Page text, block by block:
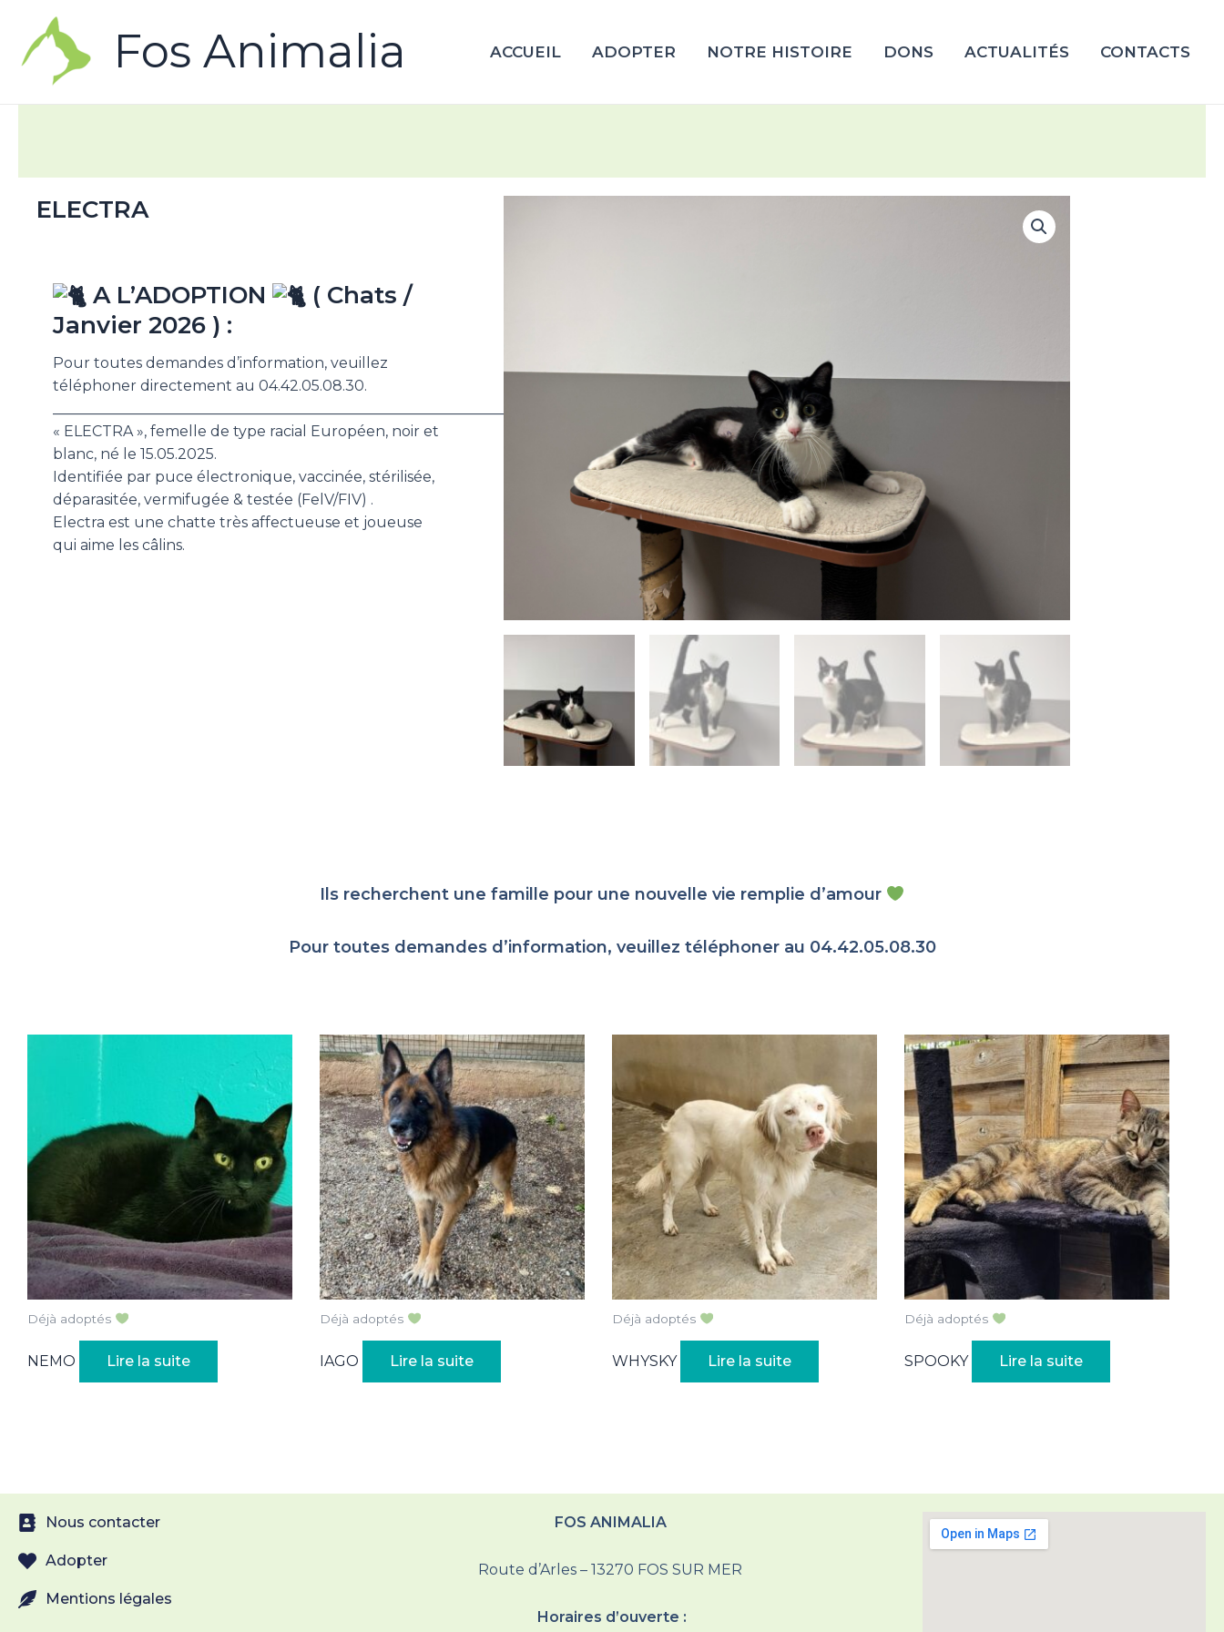
Fos Animalia ACCUEIL ADOPTER NOTRE HISTOIRE DONS ACTUALITÉS CONTACTS
ELECTRA
A L’ADOPTION
( Chats /
Janvier 2026 ) :
Pour toutes demandes d’information, veuillez
téléphoner directement au 04.42.05.08.30.
« ELECTRA », femelle de type racial Européen, noir et
blanc, né le 15.05.2025.
Identifiée par puce électronique, vaccinée, stérilisée,
déparasitée, vermifugée & testée (FelV/FIV) .
Electra est une chatte très affectueuse et joueuse
qui aime les câlins.
Ils recherchent une famille pour une nouvelle vie remplie d’amour
Pour toutes demandes d’information, veuillez téléphoner au 04.42.05.08.30
Déjà adoptés
NEMO Lire la suite
Déjà adoptés
IAGO Lire la suite
Déjà adoptés
WHYSKY Lire la suite
Déjà adoptés
SPOOKY Lire la suite
Nous contacter
Adopter
Mentions légales
FOS ANIMALIA
Route d’Arles – 13270 FOS SUR MER
Horaires d’ouverte :